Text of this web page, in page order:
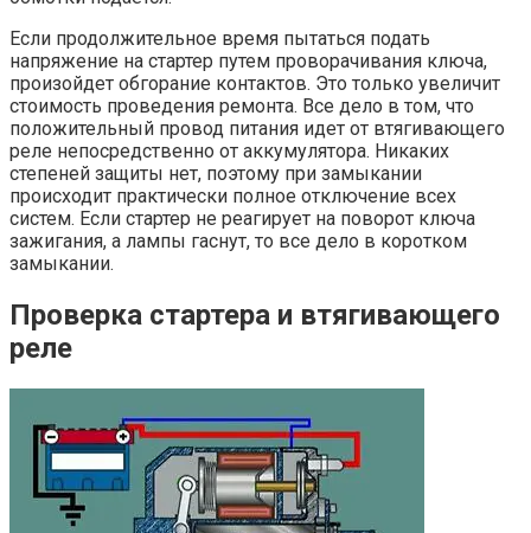
Если продолжительное время пытаться подать
напряжение на стартер путем проворачивания ключа,
произойдет обгорание контактов. Это только увеличит
стоимость проведения ремонта. Все дело в том, что
положительный провод питания идет от втягивающего
реле непосредственно от аккумулятора. Никаких
степеней защиты нет, поэтому при замыкании
происходит практически полное отключение всех
систем. Если стартер не реагирует на поворот ключа
зажигания, а лампы гаснут, то все дело в коротком
замыкании.
Проверка стартера и втягивающего
реле